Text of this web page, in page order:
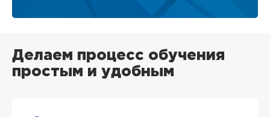
Делаем процесс обучения
простым и удобным